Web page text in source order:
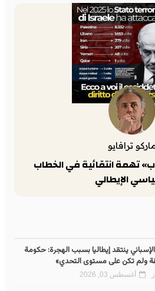
ماركو ترافايو
تهمة انتقائية في الخطاب
الإيطالي
ينتقد إيطاليا بسبب الهجرة: حكومة
ولم تكن على مستوى التحدي»
أغسطس 03, 2026